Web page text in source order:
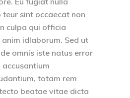
teur sint occaecat non
culpa qui officia
idlaborum. Sed ut
omnis iste natus error
totam rem
beatae vitae dicta